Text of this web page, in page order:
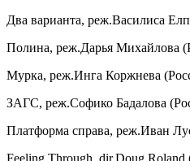
Два варианта, реж.Василиса
Полина, реж.Дарья Михайлова
Мурка, реж.Инга Коржнева
ЗАГС, реж.Софико Бадалова
Платформа справа, реж.Иван
Feeling Through, dir.Doug